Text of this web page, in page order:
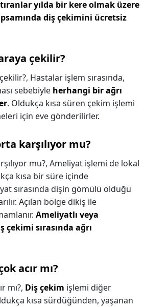
yılda bir kere olmak üzere
diş çekimini ücretsiz
çekilir?
Hastalar işlem sırasında,
sebebiyle herhangi bir ağrı
. Oldukça kısa süren çekim işlemi
için eve gönderilirler.
karşılıyor mu?
mu?, Ameliyat işlemi de lokal
kısa bir süre içinde
sırasında dişin gömülü olduğu
Açılan bölge dikiş ile
Ameliyatlı veya
çekimi sırasında ağrı
acır mı?
mı?, Diş çekim işlemi diğer
kısa sürdüğünden, yaşanan